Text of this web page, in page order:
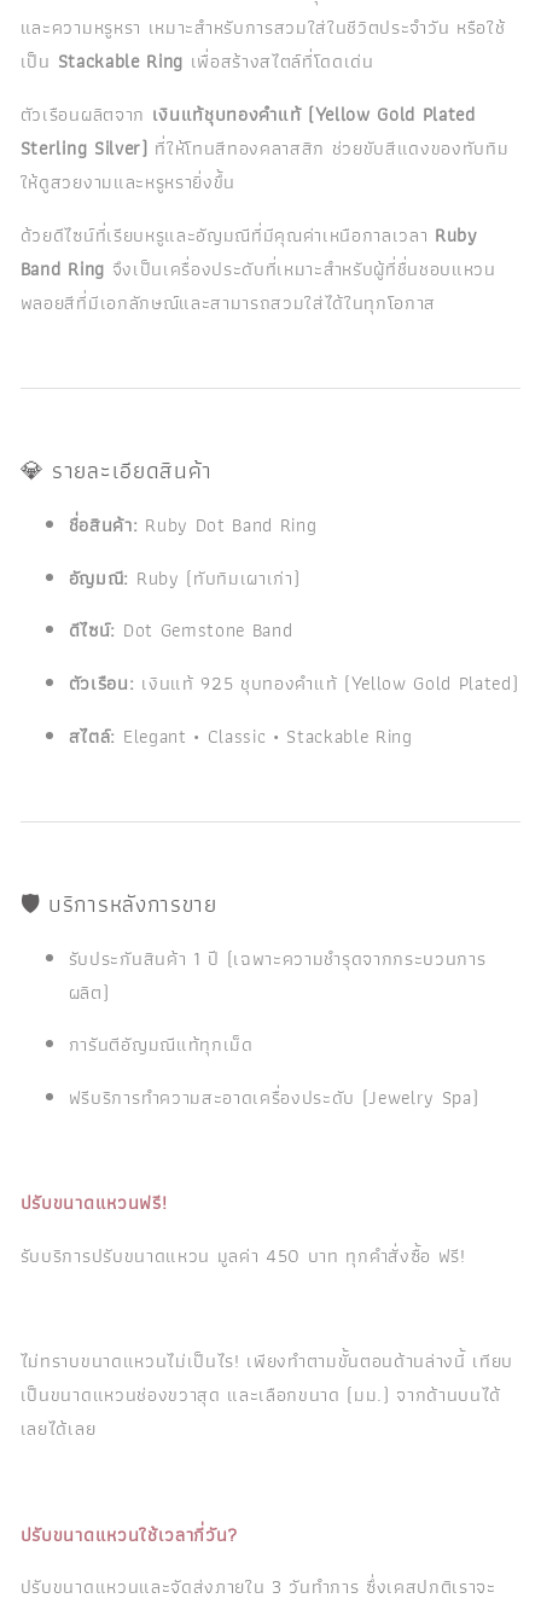
และความหรูหรา เหมาะสำหรับการสวมใส่ในชีวิตประจำวัน หรือใช้
เป็น Stackable Ring เพื่อสร้างสไตล์ที่โดดเด่น
ตัวเรือนผลิตจาก เงินแท้ชุบทองคำแท้ (Yellow Gold Plated
Sterling Silver) ที่ให้โทนสีทองคลาสสิก ช่วยขับสีแดงของทับทิม
ให้ดูสวยงามและหรูหรายิ่งขึ้น
ด้วยดีไซน์ที่เรียบหรูและอัญมณีที่มีคุณค่าเหนือกาลเวลา Ruby
Band Ring จึงเป็นเครื่องประดับที่เหมาะสำหรับผู้ที่ชื่นชอบแหวน
พลอยสีที่มีเอกลักษณ์และสามารถสวมใส่ได้ในทุกโอกาส
💎 รายละเอียดสินค้า
ชื่อสินค้า: Ruby Dot Band Ring
อัญมณี: Ruby (ทับทิมเผาเก่า)
ดีไซน์: Dot Gemstone Band
ตัวเรือน: เงินแท้ 925 ชุบทองคำแท้ (Yellow Gold Plated)
สไตล์: Elegant • Classic • Stackable Ring
🛡️ บริการหลังการขาย
รับประกันสินค้า 1 ปี (เฉพาะความชำรุดจากกระบวนการ
ผลิต)
การันตีอัญมณีแท้ทุกเม็ด
ฟรีบริการทำความสะอาดเครื่องประดับ (Jewelry Spa)
ปรับขนาดแหวนฟรี!
รับบริการปรับขนาดแหวน มูลค่า 450 บาท ทุกคำสั่งซื้อ ฟรี!
ไม่ทราบขนาดแหวนไม่เป็นไร! เพียงทำตามขั้นตอนด้านล่างนี้ เทียบ
เป็นขนาดแหวนช่องขวาสุด และเลือกขนาด (มม.) จากด้านบนได้
เลยได้เลย
ปรับขนาดแหวนใช้เวลากี่วัน?
ปรับขนาดแหวนและจัดส่งภายใน 3 วันทำการ ซึ่งเคสปกติเราจะ